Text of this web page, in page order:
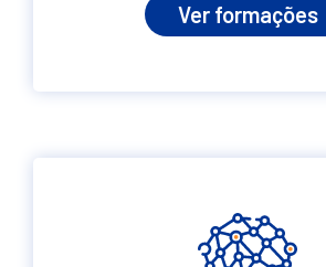
Ver formações